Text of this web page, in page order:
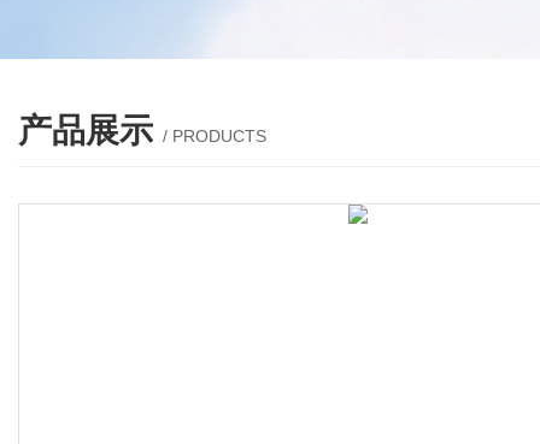
产品展示 / PRODUCTS